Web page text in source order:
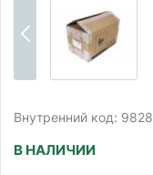
Внутренний код: 9828
В НАЛИЧИИ